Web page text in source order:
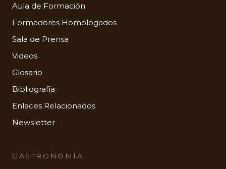
Aula de Formación
Formadores Homologados
Sala de Prensa
Videos
Glosario
Bibliografía
Enlaces Relacionados
Newsletter
GASTRONOMÍA